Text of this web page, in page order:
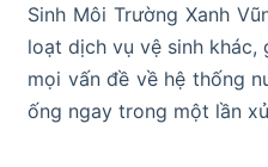
Sinh Môi Trường Xanh
loạt dịch vụ vệ sinh khác,
mọi vấn đề về hệ thống
ống ngay trong một lần